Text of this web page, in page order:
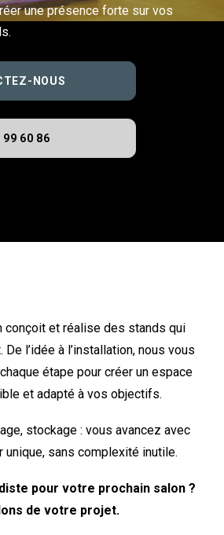
une présence forte sur vos
NOUS
99 60 86
conçoit et réalise des stands qui
l’idée à l’installation, nous vous
étape pour créer un espace
et adapté à vos objectifs.
stockage : vous avancez avec
unique, sans complexité inutile.
pour votre prochain salon ?
de votre projet.